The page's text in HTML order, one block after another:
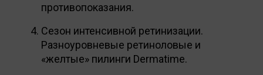
противопоказания.
Сезон интенсивной ретинизации.
Разноуровневые ретиноловые и
«желтые» пилинги Dermatime.